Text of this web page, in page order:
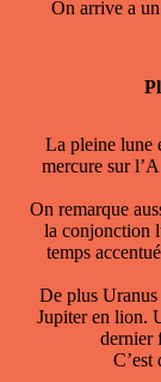
On arrive a
La pleine lune
mercure sur
On remarque
la conjonction
temps
De plus
Jupiter en lion.
dernier
C’est